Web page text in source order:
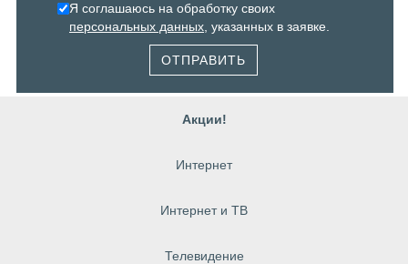
Я соглашаюсь на обработку своих
персональных данных , указанных в заявке.
ОТПРАВИТЬ
Акции!
Интернет
Интернет и ТВ
Телевидение